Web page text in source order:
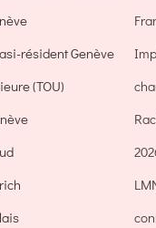
résident Genève
(TOU)